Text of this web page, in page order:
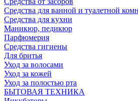
Средства для ванной и туалетной
Средства для кухни
Маникюр, педикюр
Парфюмерия
Средства гигиены
Для бритья
Уход за волосами
Уход за кожей
Уход за полостью рта
БЫТОВАЯ ТЕХНИКА